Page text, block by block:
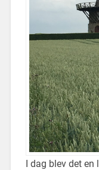
I dag blev det